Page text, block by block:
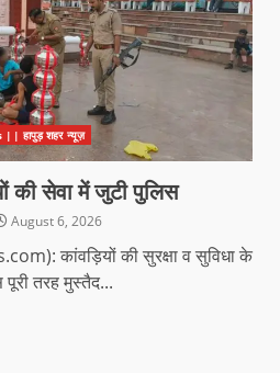
हापुड़ शहर न्यूज़
की सेवा में जुटी पुलिस
August 6, 2026
कांवड़ियों की सुरक्षा व सुविधा के
तरह मुस्तैद...